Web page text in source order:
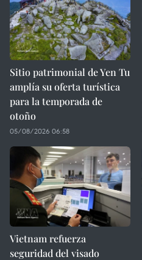
Sitio patrimonial de Yen Tu
amplía su oferta turística
para la temporada de
otoño
05/08/2026 06:58
Vietnam refuerza
seguridad del visado